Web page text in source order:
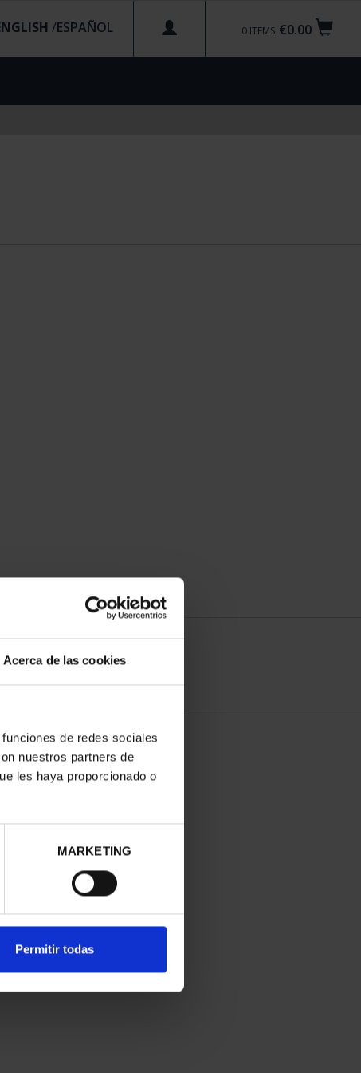
Acerca de las cookies
de redes sociales
nuestros partners de
les haya proporcionado o
MARKETING
Permitir todas
€0.00
0 ITEMS
/